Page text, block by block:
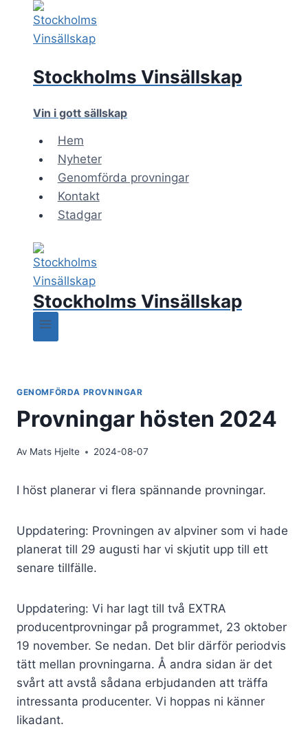
content
Stockholms Vinsällskap
Vin i gott sällskap
Hem
Nyheter
Genomförda provningar
Kontakt
Stadgar
Stockholms Vinsällskap
GENOMFÖRDA PROVNINGAR
Provningar hösten 2024
Av Mats Hjelte 2024-08-07
I höst planerar vi flera spännande provningar.
Uppdatering: Provningen av alpviner som vi hade
planerat till 29 augusti har vi skjutit upp till ett
senare tillfälle.
Uppdatering: Vi har lagt till två EXTRA
producentprovningar på programmet, 23 oktober
19 november. Se nedan. Det blir därför periodvis
tätt mellan provningarna. Å andra sidan är det
svårt att avstå sådana erbjudanden att träffa
intressanta producenter. Vi hoppas ni känner
likadant.